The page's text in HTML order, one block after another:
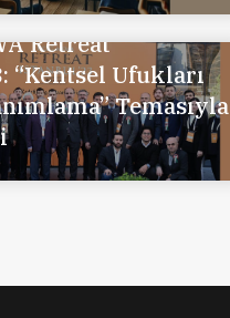
Retreat
“Kentsel Ufukları
Temasıyla